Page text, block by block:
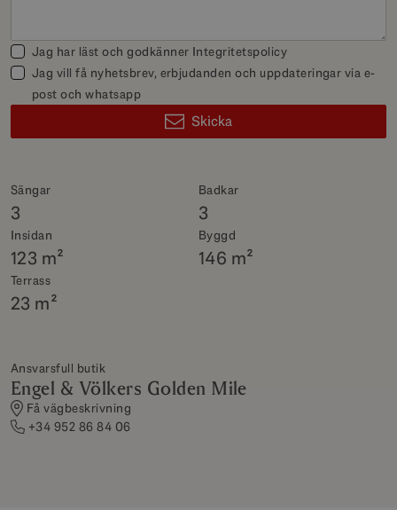
Sängar
3
Badkar
3
Insidan
123 m²
Byggd
146 m²
Terrass
23 m²
Ansvarsfull butik
Engel & Völkers Golden Mile
Få vägbeskrivning
+34 952 86 84 06
Jag har läst och godkänner Integritetspolicy
Jag vill få nyhetsbrev, erbjudanden och uppdateringar via e-
post och whatsapp
Skicka